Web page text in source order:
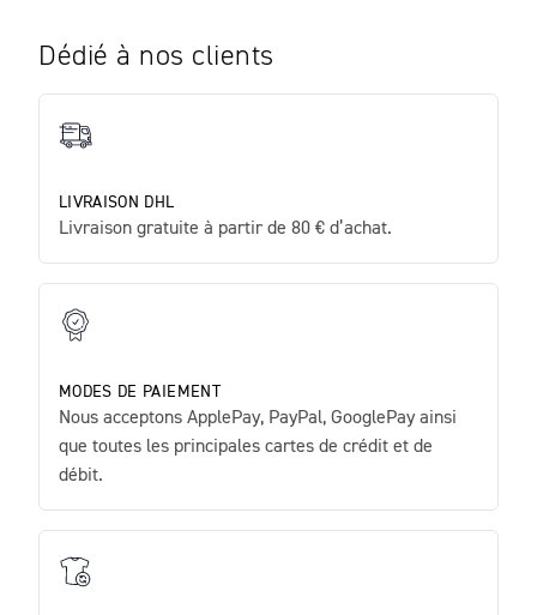
Dédié à nos clients
LIVRAISON DHL
Livraison gratuite à partir de 80 € d’achat.
MODES DE PAIEMENT
Nous acceptons ApplePay, PayPal, GooglePay ainsi
que toutes les principales cartes de crédit et de
débit.